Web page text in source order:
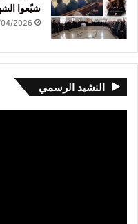
شيّعوا
2026
النشيد الرسمي